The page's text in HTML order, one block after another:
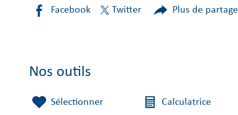
Facebook Twitter Plus de partage
Nos outils
Sélectionner Calculatrice